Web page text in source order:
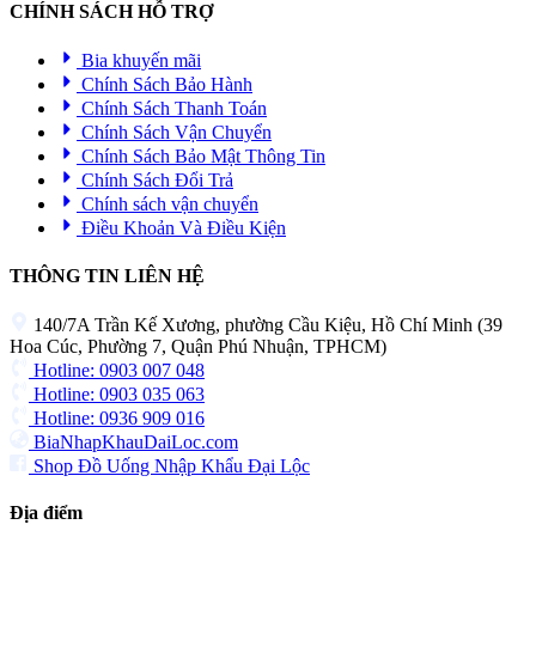
CHÍNH SÁCH HỖ TRỢ
Bia khuyến mãi
Chính Sách Bảo Hành
Chính Sách Thanh Toán
Chính Sách Vận Chuyển
Chính Sách Bảo Mật Thông Tin
Chính Sách Đổi Trả
Chính sách vận chuyển
Điều Khoản Và Điều Kiện
THÔNG TIN LIÊN HỆ
140/7A Trần Kế Xương, phường Cầu Kiệu, Hồ Chí Minh (39
Hoa Cúc, Phường 7, Quận Phú Nhuận, TPHCM)
Hotline: 0903 007 048
Hotline: 0903 035 063
Hotline: 0936 909 016
BiaNhapKhauDaiLoc.com
Shop Đồ Uống Nhập Khẩu Đại Lộc
Địa điểm